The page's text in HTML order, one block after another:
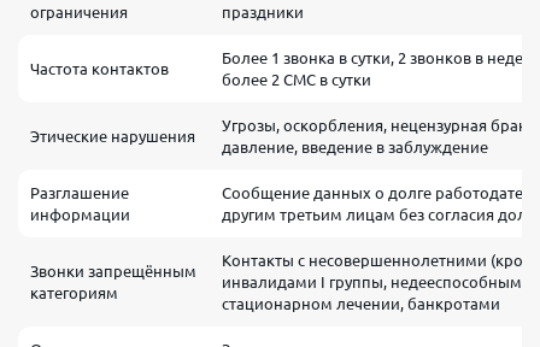
ограничения
праздники
Частота контактов
Более 1 звонка в сутки, 2 звонков в
более 2 СМС в сутки
Этические нарушения
Угрозы, оскорбления, нецензурная
давление, введение в заблуждение
Разглашение
информации
Сообщение данных о долге
другим третьим лицам без согласия
Звонки запрещённым
категориям
Контакты с несовершеннолетними
инвалидами I группы,
стационарном лечении, банкротами